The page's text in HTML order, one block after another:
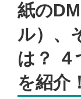
紙の
ル）、
は？
を紹介！